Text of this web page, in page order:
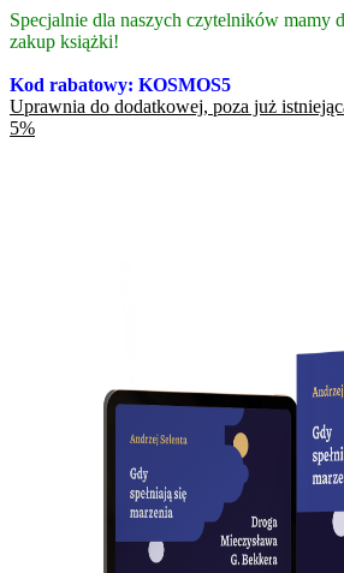
Specjalnie dla naszych czytelników mamy
zakup książki!
Kod rabatowy: KOSMOS5
Uprawnia do dodatkowej, poza już
5%